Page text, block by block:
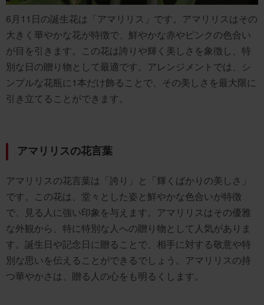
6月11日の誕生花は「アマリリス」です。アマリリスはその
大きく華やかな花が特徴で、鮮やかな赤やピンクの色合い
が目を引きます。この花は誇りや輝く美しさを象徴し、特
別な日の贈り物として最適です。アレンジメントでは、シ
ンプルな花瓶に1本だけ飾ることで、その美しさを最大限に
引き立てることができます。
アマリリスの花言葉
アマリリスの花言葉は「誇り」と「輝くばかりの美しさ」
です。この花は、堂々とした姿と鮮やかな色合いが特徴
で、見る人に強い印象を与えます。アマリリスはその優雅
な外観から、特に特別な人への贈り物として人気がありま
す。誕生日や記念日に贈ることで、相手に対する敬意や特
別な思いを伝えることができるでしょう。アマリリスの持
つ華やかさは、贈る人の心をも明るくします。